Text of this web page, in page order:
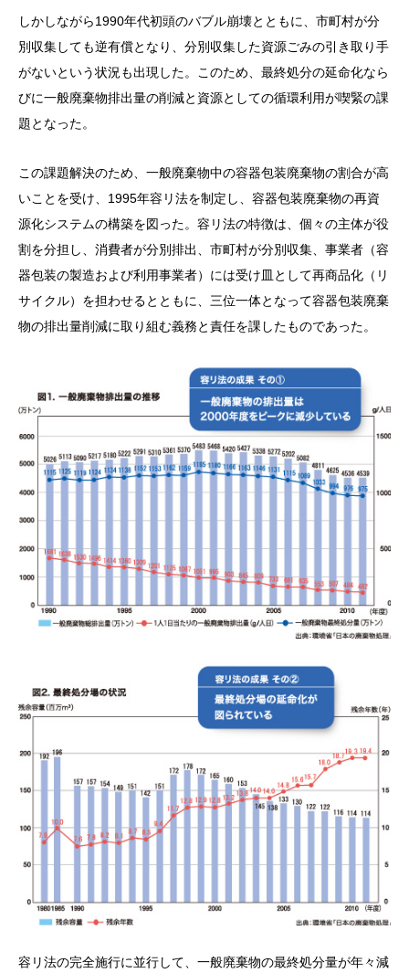
しかしながら1990年代初頭のバブル崩壊とともに、市町村が分
別収集しても逆有償となり、分別収集した資源ごみの引き取り手
がないという状況も出現した。このため、最終処分の延命化なら
びに一般廃棄物排出量の削減と資源としての循環利用が喫緊の課
題となった。
この課題解決のため、一般廃棄物中の容器包装廃棄物の割合が高
いことを受け、1995年容リ法を制定し、容器包装廃棄物の再資
源化システムの構築を図った。容リ法の特徴は、個々の主体が役
割を分担し、消費者が分別排出、市町村が分別収集、事業者（容
器包装の製造および利用事業者）には受け皿として再商品化（リ
サイクル）を担わせるとともに、三位一体となって容器包装廃棄
物の排出量削減に取り組む義務と責任を課したものであった。
容リ法の完全施行に並行して、一般廃棄物の最終処分量が年々減